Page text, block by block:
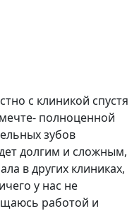
с клиникой спустя
полноценной
зубов
долгим и сложным,
в других клиниках,
у нас не
работой и